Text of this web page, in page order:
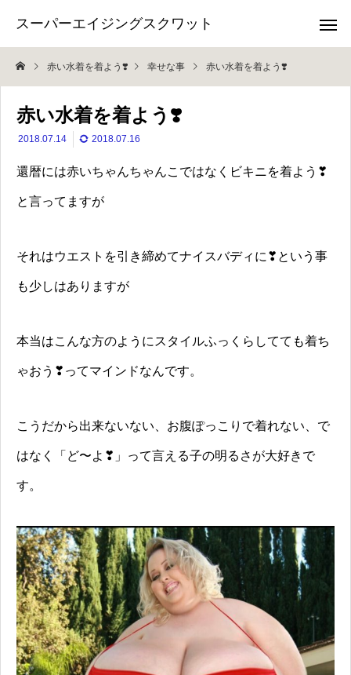
スーパーエイジングスクワット
赤い水着を着よう❣️ 幸せな事 赤い水着を着よう❣️
赤い水着を着よう❣️
2018.07.14 2018.07.16
還暦には赤いちゃんちゃんこではなくビキニを着よう❣
と言ってますが
それはウエストを引き締めてナイスバディに❣という事
も少しはありますが
本当はこんな方のようにスタイルふっくらしてても着ち
ゃおう❣ってマインドなんです。
こうだから出来ないない、お腹ぽっこりで着れない、で
はなく「ど〜よ❣」って言える子の明るさが大好きで
す。